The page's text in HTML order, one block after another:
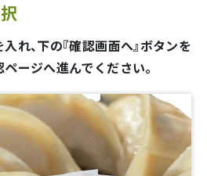
れ、下の『確認画面へ』ボタンを
ージへ進んでください。